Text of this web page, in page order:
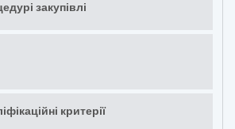
закупівлі
критерії